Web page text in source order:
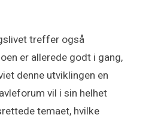
treffer også
er allerede godt i gang,
denne utviklingen en
vil i sin helhet
temaet, hvilke